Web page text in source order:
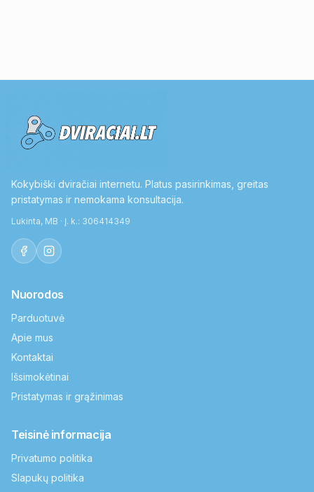
Kokybiški dviračiai internetu. Platus pasirinkimas, greitas
pristatymas ir nemokama konsultacija.
Lukinta, MB · Į. k.: 306414349
Nuorodos
Parduotuvė
Apie mus
Kontaktai
Išsimokėtinai
Pristatymas ir grąžinimas
Teisinė informacija
Privatumo politika
Slapukų politika